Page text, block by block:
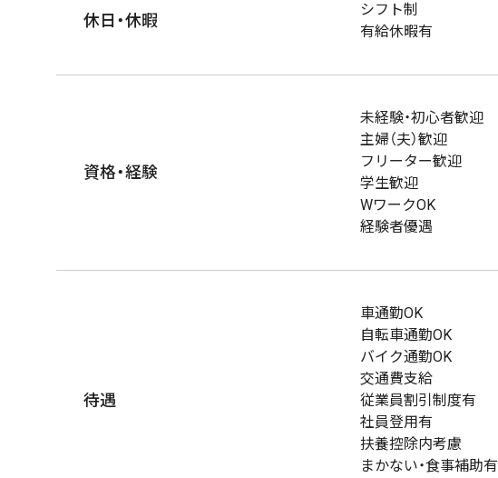
休日・休暇
シフト制
有給休暇有
資格・経験
未経験・初心者歓迎
主婦（夫）歓迎
フリーター歓迎
学生歓迎
WワークOK
経験者優遇
待遇
車通勤OK
自転車通勤OK
バイク通勤OK
交通費支給
従業員割引制度有
社員登用有
扶養控除内考慮
まかない・食事補助有